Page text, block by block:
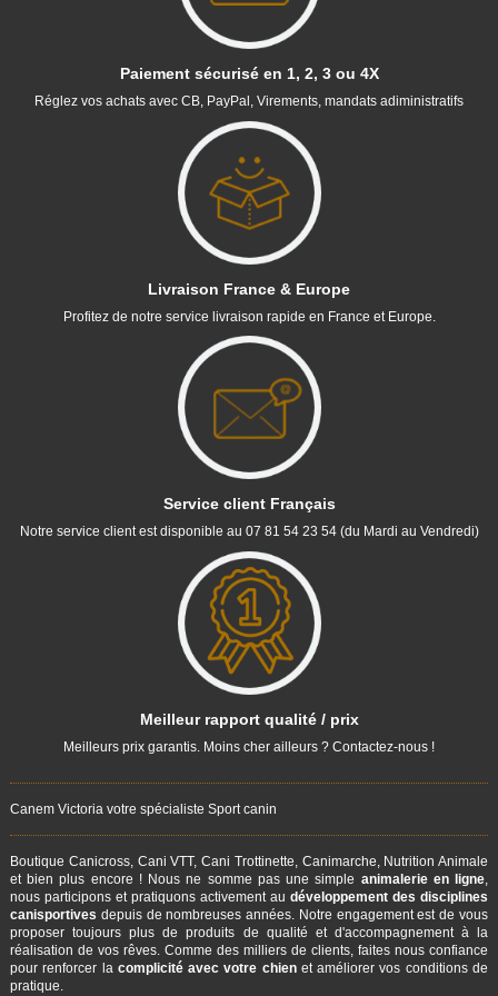
Paiement sécurisé en 1, 2, 3 ou 4X
Réglez vos achats avec CB, PayPal, Virements, mandats adiministratifs
Livraison France & Europe
Profitez de notre service livraison rapide en France et Europe.
Service client Français
Notre service client est disponible au 07 81 54 23 54 (du Mardi au Vendredi)
Meilleur rapport qualité / prix
Meilleurs prix garantis. Moins cher ailleurs ? Contactez-nous !
Canem Victoria votre spécialiste Sport canin
Boutique Canicross, Cani VTT, Cani Trottinette, Canimarche, Nutrition Animale
et bien plus encore ! Nous ne somme pas une simple animalerie en ligne,
nous participons et pratiquons activement au développement des disciplines
canisportives depuis de nombreuses années. Notre engagement est de vous
proposer toujours plus de produits de qualité et d'accompagnement à la
réalisation de vos rêves. Comme des milliers de clients, faites nous confiance
pour renforcer la complicité avec votre chienet améliorer vos conditions de
pratique.